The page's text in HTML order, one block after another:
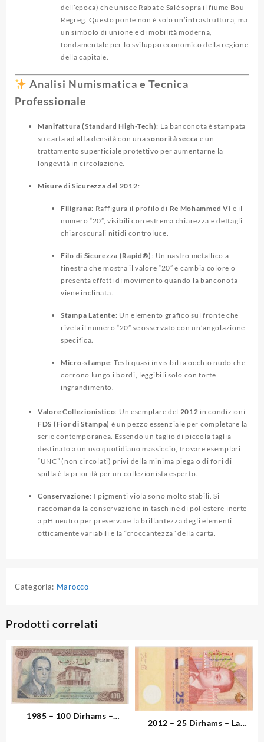
dell’epoca) che unisce Rabat e Salé sopra il fiume Bou
Regreg. Questo ponte non è solo un’infrastruttura, ma
un simbolo di unione e di mobilità moderna,
fondamentale per lo sviluppo economico della regione
della capitale.
Analisi Numismatica e Tecnica
Professionale
Manifattura (Standard High-Tech): La banconota è stampata
su carta ad alta densità con unasonorità secca e un
trattamento superficiale protettivo per aumentarne la
longevità in circolazione.
Misure di Sicurezza del 2012:
Filigrana: Raffigura il profilo di Re Mohammed VI e il
numero “20”, visibili con estrema chiarezza e dettagli
chiaroscurali nitidi controluce.
Filo di Sicurezza (Rapìd®) : Un nastro metallico a
finestra che mostra il valore “20” e cambia colore o
presenta effetti di movimento quando la banconota
viene inclinata.
Stampa Latente: Un elemento grafico sul fronte che
rivela il numero “20” se osservato con un’angolazione
specifica.
Micro-stampe: Testi quasi invisibili a occhio nudo che
corrono lungo i bordi, leggibili solo con forte
ingrandimento.
Valore Collezionistico: Un esemplare del 2012 in condizioni
FDS (Fior di Stampa) è un pezzo essenziale per completare la
serie contemporanea. Essendo un taglio di piccola taglia
destinato a un uso quotidiano massiccio, trovare esemplari
“UNC” (non circolati) privi della minima piega o di fori di
spilla è la priorità per un collezionista esperto.
Conservazione: I pigmenti viola sono molto stabili. Si
raccomanda la conservazione in taschine di poliestere inerte
a pH neutro per preservare la brillantezza degli elementi
otticamente variabili e la “croccantezza” della carta.
Categoria: Marocco
Prodotti correlati
1985 – 100 Dirhams –
2012 – 25 Dirhams – La